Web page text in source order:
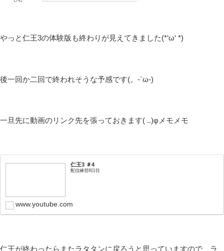
やっと仁王3の体験版も終わりが見えてきました(*‘ω‘ *)
後一回か二回で終われそうな予感です(。-`ω-)
一旦先に動画のリンク先を張っておきます( ..)φメモメモ
仁王3 ＃4
配信練習8日目
www.youtube.com
仁王が終わったらまたラタタンに戻ろうと思っていますので、ラ